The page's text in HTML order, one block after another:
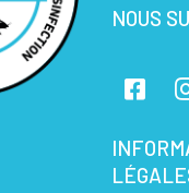
NOUS